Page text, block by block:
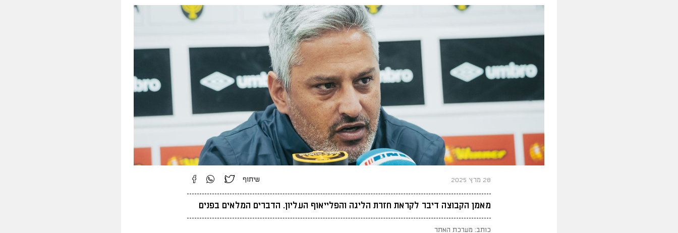
28 מרץ 2025 שיתוף
מאמן הקבוצה דיבר לקראת חזרת הליגה והפלייאוף העליון. הדברים המלאים בפנים
כותב: מערכת האתר